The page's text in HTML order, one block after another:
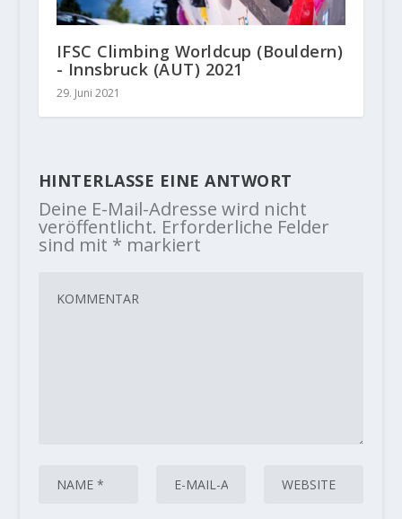
IFSC Climbing Worldcup (Bouldern)
- Innsbruck (AUT) 2021
29. Juni 2021
HINTERLASSE EINE ANTWORT
Deine E-Mail-Adresse wird nicht
veröffentlicht. Erforderliche Felder
sind mit * markiert